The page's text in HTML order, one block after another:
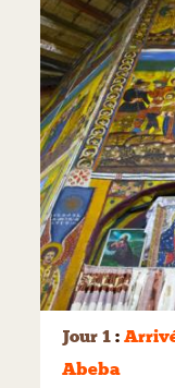
Jour 1 :
Abeba